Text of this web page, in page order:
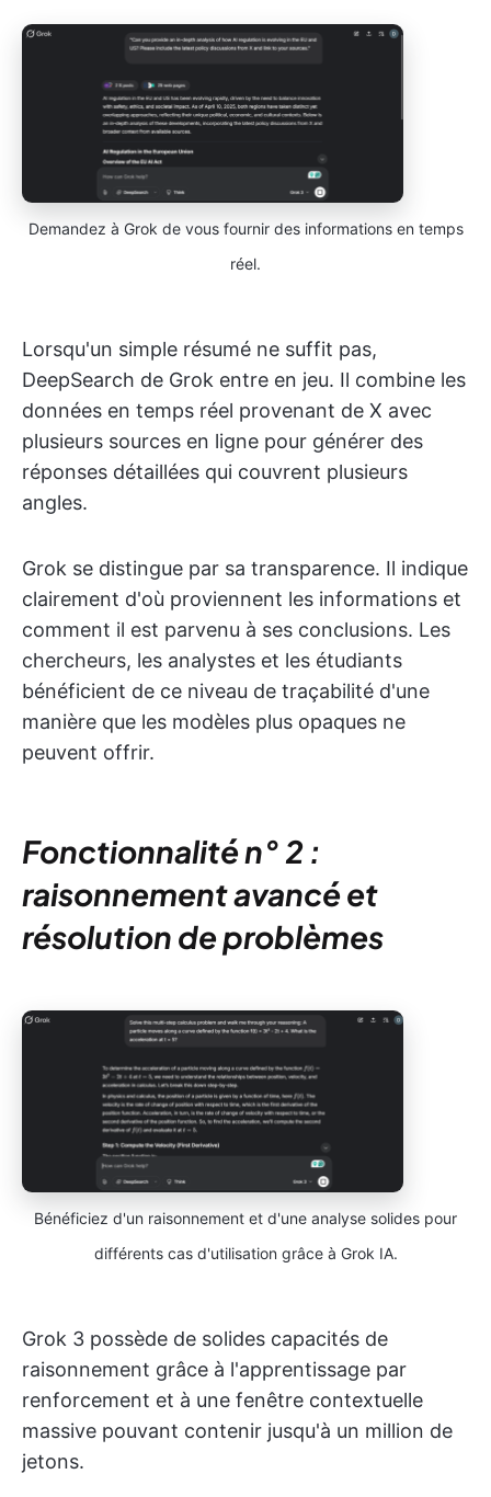
Demandez à Grok de vous fournir des informations en temps
réel.
Lorsqu'un simple résumé ne suffit pas,
DeepSearch de Grok entre en jeu. Il combine les
données en temps réel provenant de X avec
plusieurs sources en ligne pour générer des
réponses détaillées qui couvrent plusieurs
angles.
Grok se distingue par sa transparence. Il indique
clairement d'où proviennent les informations et
comment il est parvenu à ses conclusions. Les
chercheurs, les analystes et les étudiants
bénéficient de ce niveau de traçabilité d'une
manière que les modèles plus opaques ne
peuvent offrir.
Fonctionnalité n° 2 :
raisonnement avancé et
résolution de problèmes
Bénéficiez d'un raisonnement et d'une analyse solides pour
différents cas d'utilisation grâce à Grok IA.
Grok 3 possède de solides capacités de
raisonnement grâce à l'apprentissage par
renforcement et à une fenêtre contextuelle
massive pouvant contenir jusqu'à un million de
jetons.